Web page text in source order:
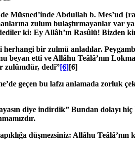
Müsned’inde Abdullah b. Mes’ud
zulum bulaştırmayanlar var
ki: Ey Allâh’ın Rasûlü! Bizden
herhangi bir zulmü anladılar.
beyan etti ve Allâhu Teâlâ’nın
zulümdür, dedi”[6][6]
geçen bu lafzı anlamada zorluk
diye indirdik” Bundan dolayı
düşmezsiniz: Allâhu